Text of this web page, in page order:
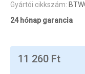
Gyártói cikkszám:
24 hónap garancia
11 260 Ft